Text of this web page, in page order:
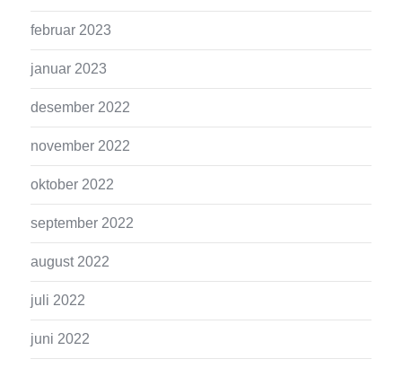
februar 2023
januar 2023
desember 2022
november 2022
oktober 2022
september 2022
august 2022
juli 2022
juni 2022